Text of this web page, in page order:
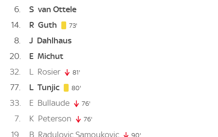
6 S van Ottele
14
R Guth 73'
8 J Dahlhaus
20
E Michut
32
L Rosier 81'
77 L Tunjic 80'
33 E Bullaude 76'
7 K Peterson 76'
19 B Radulovic Samoukovic 90'